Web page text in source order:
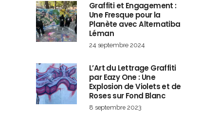
Graffiti et Engagement :
Une Fresque pour la
Planète avec Alternatiba
Léman
24 septembre 2024
L’Art du Lettrage Graffiti
par Eazy One : Une
Explosion de Violets et de
Roses sur Fond Blanc
8 septembre 2023